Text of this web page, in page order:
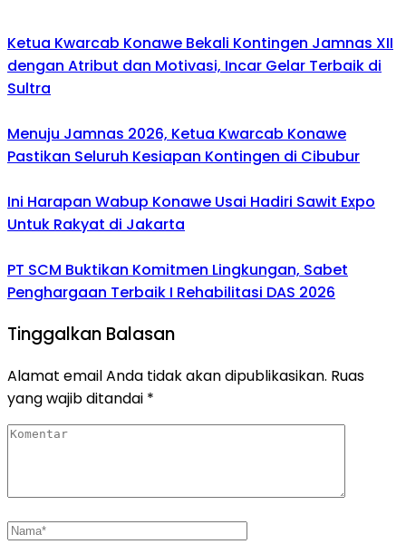
Ketua Kwarcab Konawe Bekali Kontingen Jamnas XII
dengan Atribut dan Motivasi, Incar Gelar Terbaik di
Sultra
Menuju Jamnas 2026, Ketua Kwarcab Konawe
Pastikan Seluruh Kesiapan Kontingen di Cibubur
Ini Harapan Wabup Konawe Usai Hadiri Sawit Expo
Untuk Rakyat di Jakarta
PT SCM Buktikan Komitmen Lingkungan, Sabet
Penghargaan Terbaik I Rehabilitasi DAS 2026
Tinggalkan Balasan
Alamat email Anda tidak akan dipublikasikan. Ruas
yang wajib ditandai *